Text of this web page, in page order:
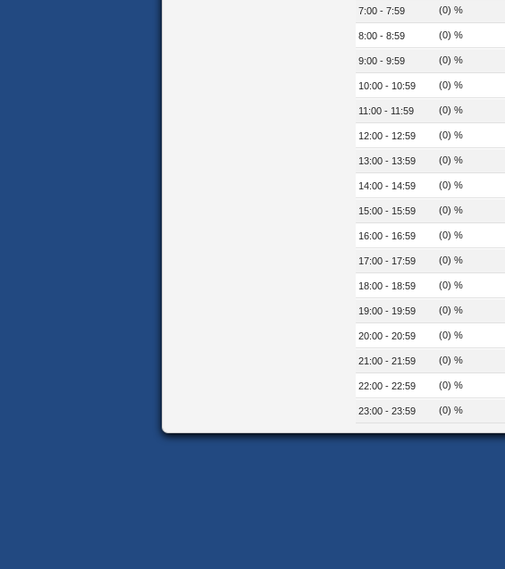
7:00 - 7:59 (0) %
8:00 - 8:59 (0) %
9:00 - 9:59 (0) %
10:00 - 10:59 (0) %
11:00 - 11:59 (0) %
12:00 - 12:59 (0) %
13:00 - 13:59 (0) %
14:00 - 14:59 (0) %
15:00 - 15:59 (0) %
16:00 - 16:59 (0) %
17:00 - 17:59 (0) %
18:00 - 18:59 (0) %
19:00 - 19:59 (0) %
20:00 - 20:59 (0) %
21:00 - 21:59 (0) %
22:00 - 22:59 (0) %
23:00 - 23:59 (0) %